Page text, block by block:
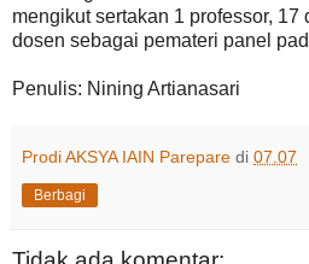
mengikut sertakan 1 professor,
dosen sebagai pemateri panel
Penulis: Nining Artianasari
Prodi AKSYA IAIN Parepare di 07.07
Berbagi